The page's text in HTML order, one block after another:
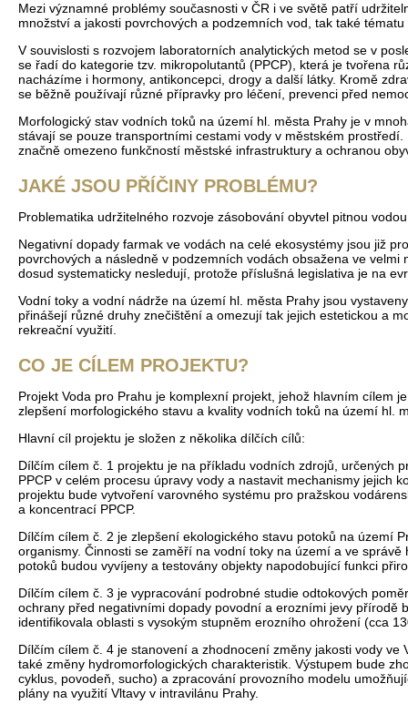
Mezi významné problémy současnosti v ČR i ve světě patří
množství a jakosti povrchových a podzemních vod, tak také
V souvislosti s rozvojem laboratorních analytických metod se v
se řadí do kategorie tzv. mikropolutantů (PPCP), která je tvořena
nacházíme i hormony, antikoncepci, drogy a další látky. Kromě
se běžně používají různé přípravky pro léčení, prevenci před
Morfologický stav vodních toků na území hl. města Prahy je v
stávají se pouze transportními cestami vody v městském
značně omezeno funkčností městské infrastruktury a ochranou
JAKÉ JSOU PŘÍČINY PROBLÉMU?
Problematika udržitelného rozvoje zásobování obyvtel pitnou
Negativní dopady farmak ve vodách na celé ekosystémy jsou již
povrchových a následně v podzemních vodách obsažena ve
dosud systematicky nesledují, protože příslušná legislativa je na
Vodní toky a vodní nádrže na území hl. města Prahy jsou
přinášejí různé druhy znečištění a omezují tak jejich estetickou a
rekreační využití.
CO JE CÍLEM PROJEKTU?
Projekt Voda pro Prahu je komplexní projekt, jehož hlavním cílem
zlepšení morfologického stavu a kvality vodních toků na území hl.
Hlavní cíl projektu je složen z několika dílčích cílů:
Dílčím cílem č. 1 projektu je na příkladu vodních zdrojů, určených
PPCP v celém procesu úpravy vody a nastavit mechanismy jejich
projektu bude vytvoření varovného systému pro pražskou
a koncentrací PPCP.
Dílčím cílem č. 2 je zlepšení ekologického stavu potoků na území
organismy. Činnosti se zaměří na vodní toky na území a ve
potoků budou vyvíjeny a testovány objekty napodobující funkci
Dílčím cílem č. 3 je vypracování podrobné studie odtokových
ochrany před negativními dopady povodní a erozními jevy přírodě
identifikovala oblasti s vysokým stupněm erozního ohrožení (cca
Dílčím cílem č. 4 je stanovení a zhodnocení změny jakosti vody
také změny hydromorfologických charakteristik. Výstupem bude
cyklus, povodeň, sucho) a zpracování provozního modelu
plány na využití Vltavy v intravilánu Prahy.